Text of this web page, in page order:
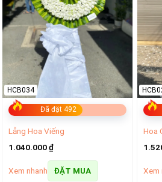
Đã đặt 492
HCB034
Lẵng Hoa Viếng
1.040.000₫
Xem nhanh ĐẶT MUA
Hoa
Xem